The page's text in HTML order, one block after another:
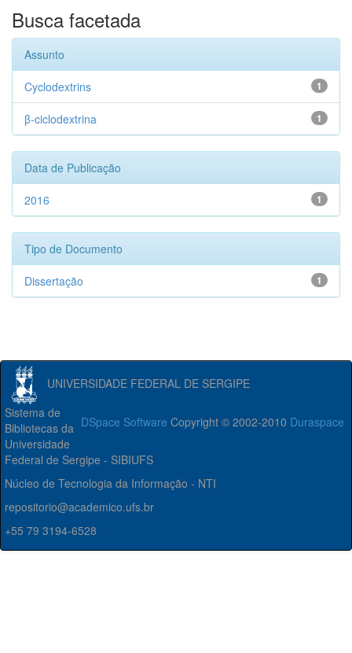
Busca facetada
Assunto
1
Cyclodextrins
1
β-ciclodextrina
Data de Publicação
1
2016
Tipo de Documento
1
Dissertação
UNIVERSIDADE FEDERAL DE SERGIPE
DSpace Software Copyright © 2002-2010 Duraspace
Sistema de
Bibliotecas da
Universidade
Federal de Sergipe - SIBIUFS
Núcleo de Tecnologia da Informação - NTI
repositorio@academico.ufs.br
+55 79 3194-6528